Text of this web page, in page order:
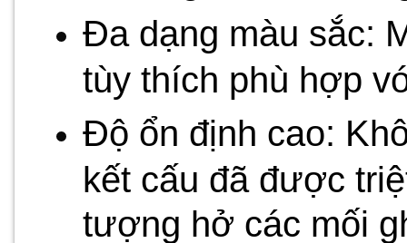
Đa dạng màu sắc:
tùy thích phù hợp
Độ ổn định cao:
kết cấu đã được
tượng hở các mối